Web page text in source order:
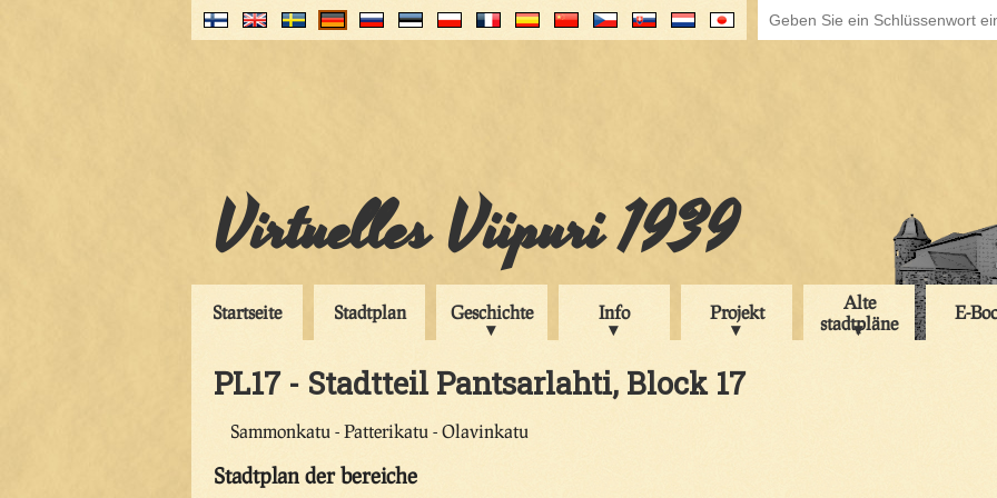
Virtuelles Viipuri 1939
Startseite Stadtplan Geschichte Info Projekt
Alte
stadtpläne
E-
PL17 - Stadtteil Pantsarlahti, Block 17
Sammonkatu - Patterikatu - Olavinkatu
Stadtplan der bereiche